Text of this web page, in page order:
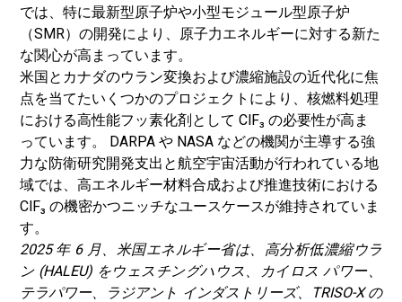
では、特に最新型原子炉や小型モジュール型原子炉
（SMR）の開発により、原子力エネルギーに対する新た
な関心が高まっています。
米国とカナダのウラン変換および濃縮施設の近代化に焦
点を当てたいくつかのプロジェクトにより、核燃料処理
における高性能フッ素化剤として ClF₃ の必要性が高ま
っています。 DARPA や NASA などの機関が主導する強
力な防衛研究開発支出と航空宇宙活動が行われている地
域では、高エネルギー材料合成および推進技術における
ClF₃ の機密かつニッチなユースケースが維持されていま
す。
2025 年 6 月、米国エネルギー省は、高分析低濃縮ウラ
ン (HALEU) をウェスチングハウス、カイロス パワー、
テラパワー、ラジアント インダストリーズ、TRISO-X の